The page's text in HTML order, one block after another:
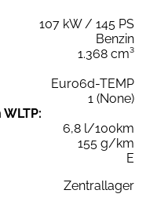
107 kW / 145 PS
Benzin
1.368 cm³
Euro6d-TEMP
1 (None)
6,8 l/100km
155 g/km
E
Zentrallager